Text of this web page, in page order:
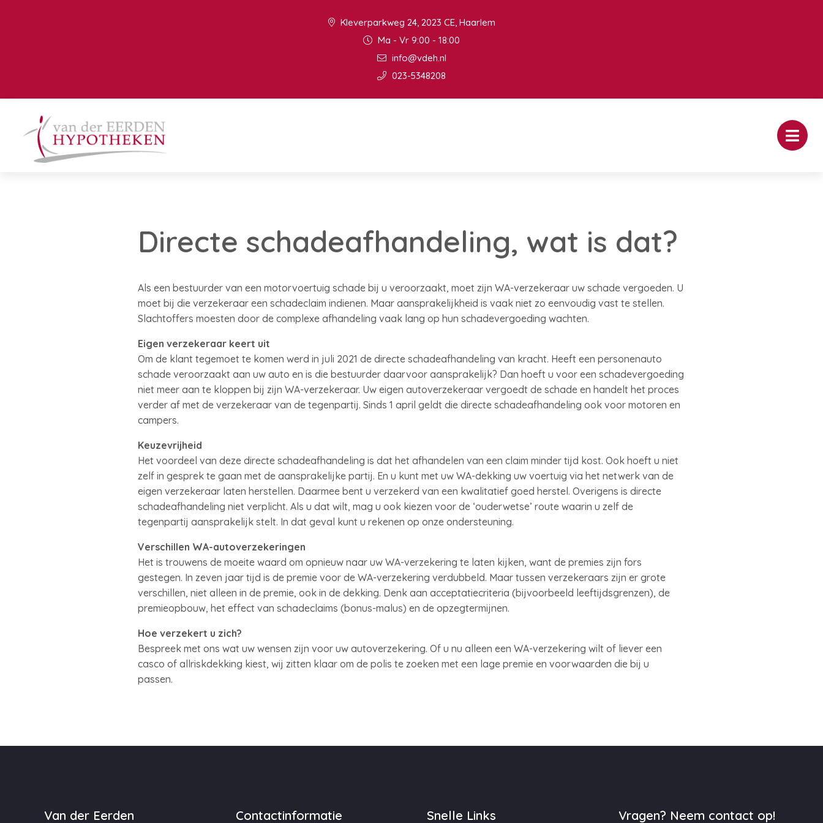
Kleverparkweg 24, 2023 CE, Haarlem
Ma - Vr 9:00 - 18:00
info@vdeh.nl
023-5348208
Directe schadeafhandeling, wat is dat?
Als een bestuurder van een motorvoertuig schade bij u veroorzaakt, moet zijn WA-verzekeraar uw schade vergoeden. U
moet bij die verzekeraar een schadeclaim indienen. Maar aansprakelijkheid is vaak niet zo eenvoudig vast te stellen.
Slachtoffers moesten door de complexe afhandeling vaak lang op hun schadevergoeding wachten.
Eigen verzekeraar keert uit
Om de klant tegemoet te komen werd in juli 2021 de directe schadeafhandeling van kracht. Heeft een personenauto
schade veroorzaakt aan uw auto en is die bestuurder daarvoor aansprakelijk? Dan hoeft u voor een schadevergoeding
niet meer aan te kloppen bij zijn WA-verzekeraar. Uw eigen autoverzekeraar vergoedt de schade en handelt het proces
verder af met de verzekeraar van de tegenpartij. Sinds 1 april geldt die directe schadeafhandeling ook voor motoren en
campers.
Keuzevrijheid
Het voordeel van deze directe schadeafhandeling is dat het afhandelen van een claim minder tijd kost. Ook hoeft u niet
zelf in gesprek te gaan met de aansprakelijke partij. En u kunt met uw WA-dekking uw voertuig via het netwerk van de
eigen verzekeraar laten herstellen. Daarmee bent u verzekerd van een kwalitatief goed herstel. Overigens is directe
schadeafhandeling niet verplicht. Als u dat wilt, mag u ook kiezen voor de ‘ouderwetse’ route waarin u zelf de
tegenpartij aansprakelijk stelt. In dat geval kunt u rekenen op onze ondersteuning.
Verschillen WA-autoverzekeringen
Het is trouwens de moeite waard om opnieuw naar uw WA-verzekering te laten kijken, want de premies zijn fors
gestegen. In zeven jaar tijd is de premie voor de WA-verzekering verdubbeld. Maar tussen verzekeraars zijn er grote
verschillen, niet alleen in de premie, ook in de dekking. Denk aan acceptatiecriteria (bijvoorbeeld leeftijdsgrenzen), de
premieopbouw, het effect van schadeclaims (bonus-malus) en de opzegtermijnen.
Hoe verzekert u zich?
Bespreek met ons wat uw wensen zijn voor uw autoverzekering. Of u nu alleen een WA-verzekering wilt of liever een
casco of allriskdekking kiest, wij zitten klaar om de polis te zoeken met een lage premie en voorwaarden die bij u
passen.
Van der Eerden Contactinformatie Snelle Links Vragen? Neem contact op!